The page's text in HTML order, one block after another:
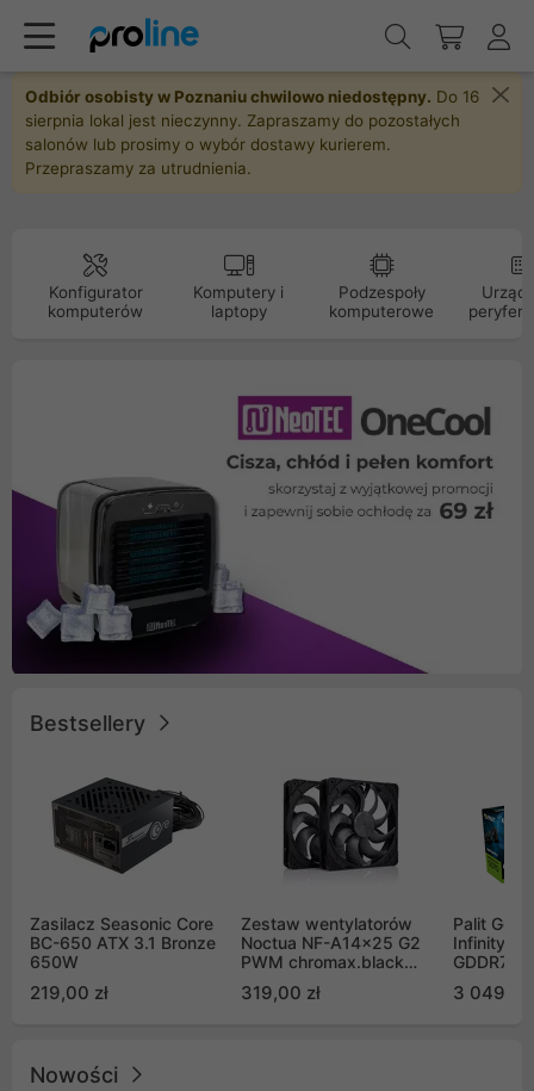
Odbiór osobisty w Poznaniu chwilowo niedostępny. Do 16
sierpnia lokal jest nieczynny. Zapraszamy do pozostałych
salonów lub prosimy o wybór dostawy kurierem.
Przepraszamy za utrudnienia.
Konfigurator
komputerów
Komputery i
laptopy
Podzespoły
komputerowe
Bestsellery
Zasilacz Seasonic Core
BC-650 ATX 3.1 Bronze
650W
219,00 zł
Zestaw wentylatorów
Noctua NF-A14x25 G2
PWM chromax.black
Push Pull (2szt)
319,00 zł
Palit
Infinity 3
GDDR7
GB2050S)
3 049,00
Nowości